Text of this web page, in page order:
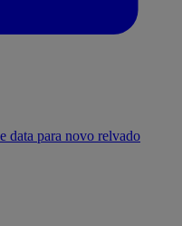
data para novo relvado